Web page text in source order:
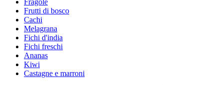
Fragole
Frutti di bosco
Cachi
Melagrana
Fichi d'india
Fichi freschi
Ananas
Kiwi
Castagne e marroni